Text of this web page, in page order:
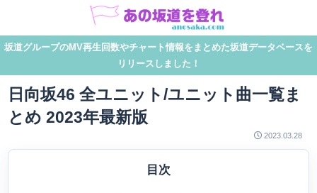
坂道グループのMV再生回数やチャート情報をまとめた坂道データベースを
リリースしました！
日向坂46 全ユニット/ユニット曲一覧ま
とめ 2023年最新版
2023.03.28
目次